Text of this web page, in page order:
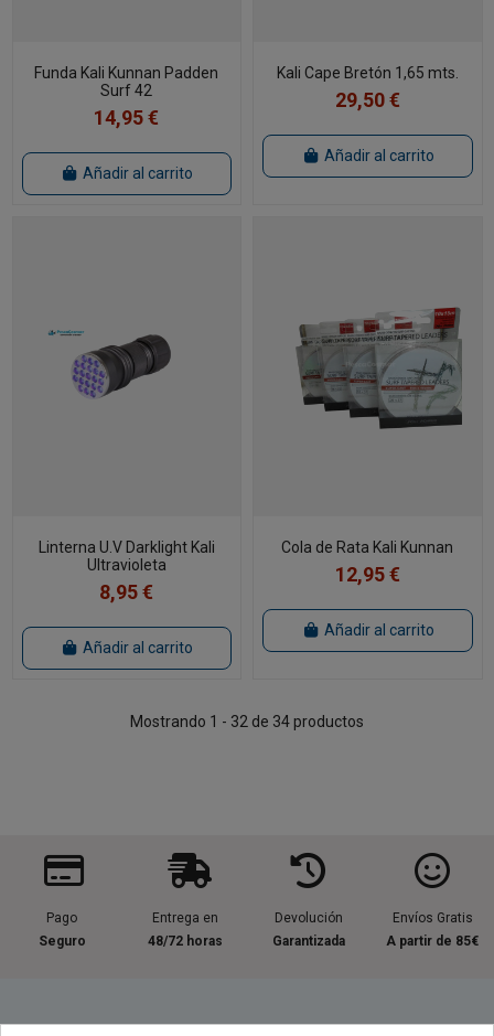
Funda Kali Kunnan Padden
Surf 42
14,95 €
Añadir al carrito
Kali Cape Bretón 1,65 mts.
29,50 €
Añadir al carrito
Linterna U.V Darklight Kali
Ultravioleta
8,95 €
Añadir al carrito
Cola de Rata Kali Kunnan
12,95 €
Añadir al carrito
Mostrando 1 - 32 de 34 productos
Pago
Seguro
Entrega en
48/72 horas
Devolución
Garantizada
Envíos Gratis
A partir de 85€